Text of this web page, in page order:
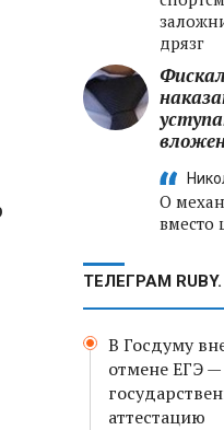
дрязг
О
вместо
ТЕЛЕГРАМ
В Госдуму
отмене ЕГЭ —
аттестацию